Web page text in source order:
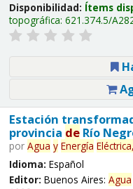
Disponibilidad: Ítems
topográfica: 621.374.5/
Estación
provincia deRío
por Agua y Energía Eléctrica,
Idioma: Español
Editor: Buenos Aires: Agua